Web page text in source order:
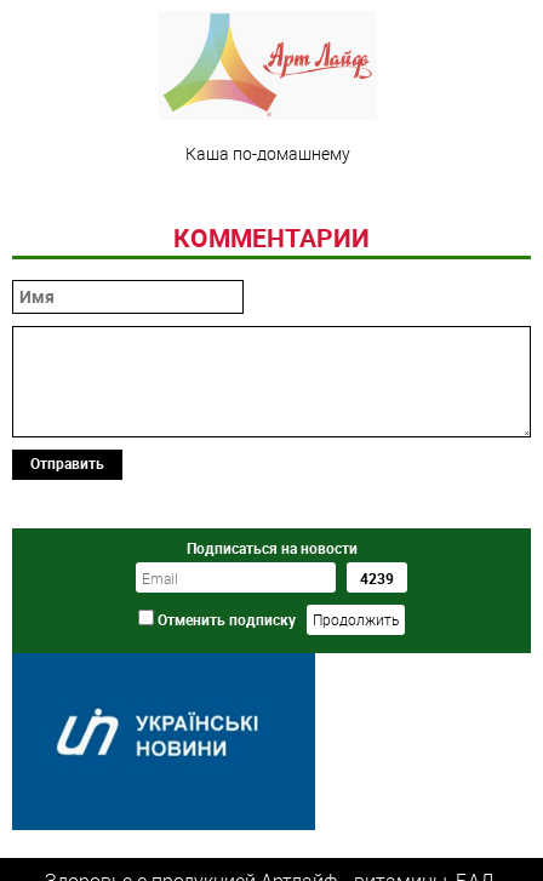
Каша по-домашнему
КОММЕНТАРИИ
Отправить
Подписаться на новости
Отменить подписку